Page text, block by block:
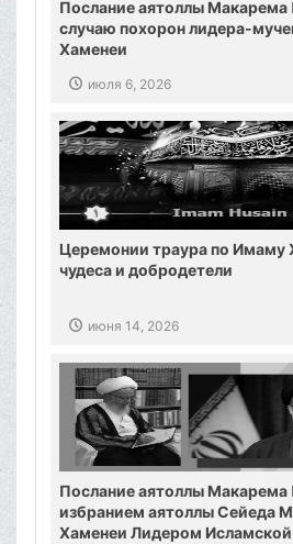
Послание аятоллы
случаю похорон лидера-
Хаменеи
июля 6, 2026
Церемонии траура по Имаму
чудеса и добродетели
июня 14, 2026
Послание аятоллы Макарема
избранием аятоллы Сейеда
Хаменеи Лидером